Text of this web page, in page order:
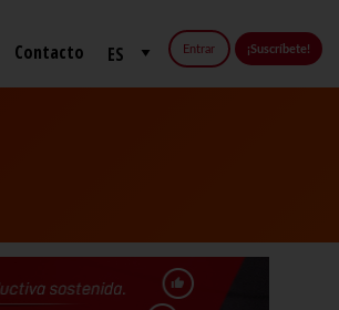
Entrar ¡Suscríbete!
Contacto